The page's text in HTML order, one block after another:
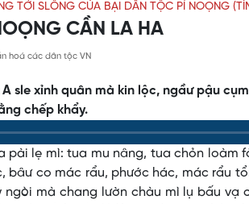
TỞI SLỔNG CÚA BẠI DÂN TỘC PỈ NOỌNG
CẦN LA HA
hoá các dân tộc VN
sle xỉnh quân mà kin lộc, ngầư pậu
chếp khẩy.
pài lẹ mì: tua mu nâng, tua chỏn loàm
bâư co mác rẩu, phước hác, mác rẩu
ngòi mà chang lườn chàu mì lụ bấu vạ